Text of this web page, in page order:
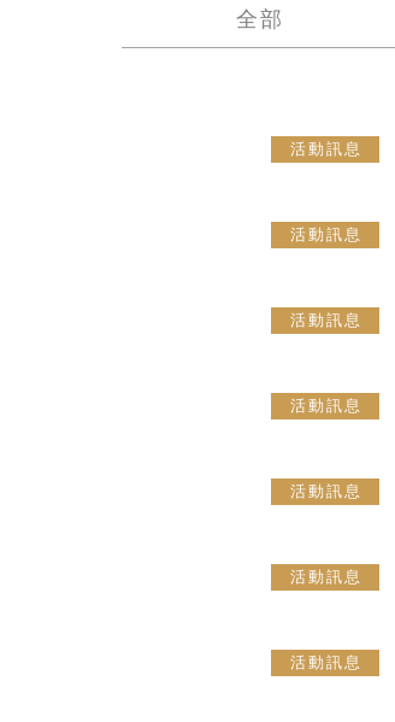
全部
活動訊息
活動訊息
活動訊息
活動訊息
活動訊息
活動訊息
活動訊息